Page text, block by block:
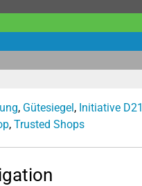
, Gütesiegel, Initiative D21
, Trusted Shops